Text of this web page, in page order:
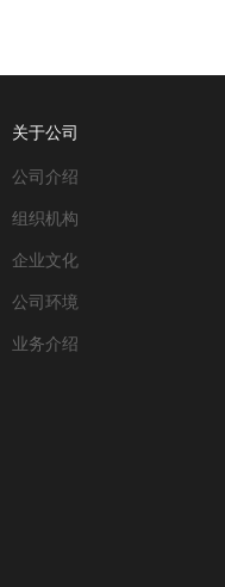
关于公司
公司介绍
组织机构
企业文化
公司环境
业务介绍